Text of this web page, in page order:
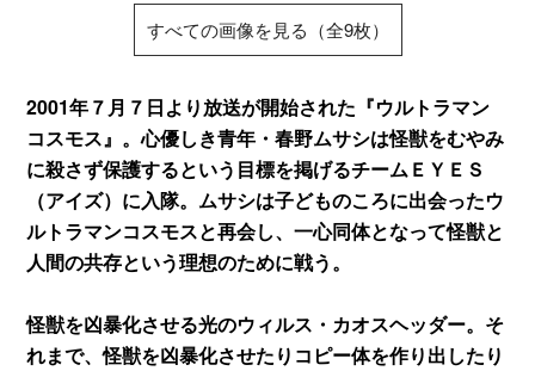
すべての画像を見る（全9枚）
2001年７月７日より放送が開始された『ウルトラマン
コスモス』。心優しき青年・春野ムサシは怪獣をむやみ
に殺さず保護するという目標を掲げるチームＥＹＥＳ
（アイズ）に入隊。ムサシは子どものころに出会ったウ
ルトラマンコスモスと再会し、一心同体となって怪獣と
人間の共存という理想のために戦う。
怪獣を凶暴化させる光のウィルス・カオスヘッダー。そ
れまで、怪獣を凶暴化させたりコピー体を作り出したり